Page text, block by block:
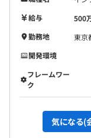
給与
500
勤務地
東京
開発環境
フレームワー
ク
気になる(